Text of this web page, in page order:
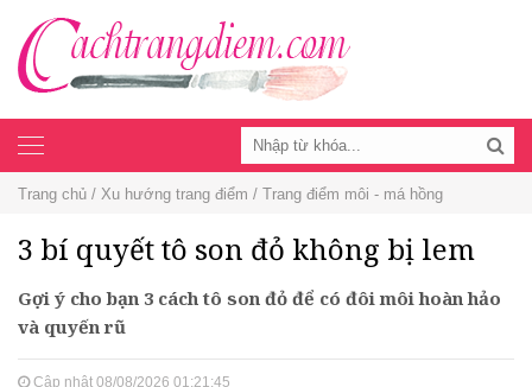
Toggle
navigation
Trang chủ / Xu hướng trang điểm / Trang điểm môi - má hồng
3 bí quyết tô son đỏ không bị lem
Gợi ý cho bạn 3 cách tô son đỏ để có đôi môi hoàn hảo
và quyến rũ
Cập nhật 08/08/2026 01:21:45